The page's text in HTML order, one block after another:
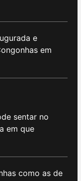
e
em
sentar no
em que
como as de